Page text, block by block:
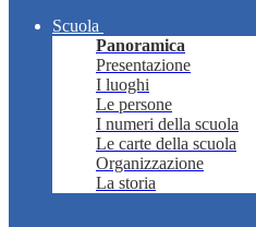
Scuola
Panoramica
Presentazione
I luoghi
Le persone
I numeri della scuola
Le carte della scuola
Organizzazione
La storia